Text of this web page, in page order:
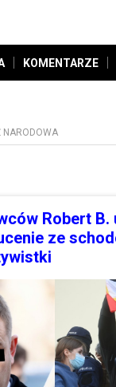
KOMENTARZE
NARODOWA
Robert B.
ze